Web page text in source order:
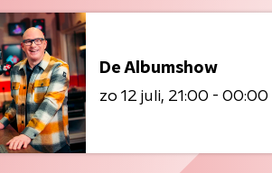
De Albumshow
zo 12 juli 21:00 - 00:00